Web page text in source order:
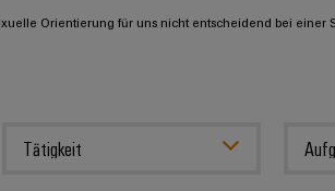
Orientierung für uns nicht entscheidend bei einer
Tätigkeit